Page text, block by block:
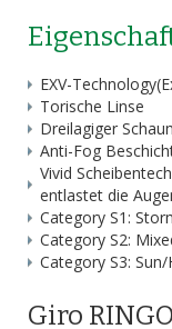
EXV-
Torische Linse
Dreilagiger
Anti-Fog
Vivid
entlastet die
Category S1:
Category S2:
Category S3: Sun/
Giro